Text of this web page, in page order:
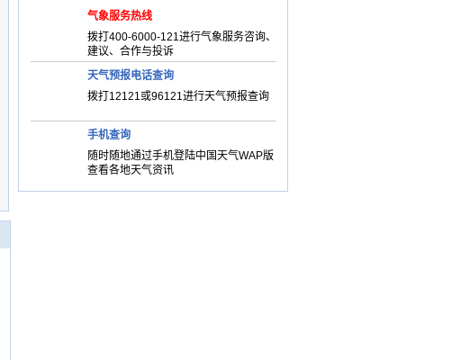
气象服务热线
拨打400-6000-121进行气象服务咨询、
建议、合作与投诉
天气预报电话查询
拨打12121或96121进行天气预报查询
手机查询
随时随地通过手机登陆中国天气WAP版
查看各地天气资讯